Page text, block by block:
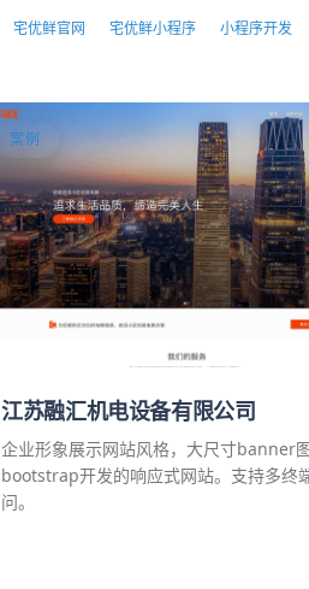
宅优鲜官网 宅优鲜小程序 小程序开发
案例
江苏融汇机电设备有限公司
企业形象展示网站风格，大尺寸banner
bootstrap开发的响应式网站。支持多终
问。